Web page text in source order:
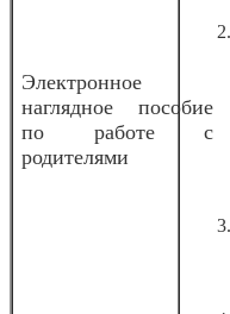
Электронное
наглядное пособие
по работе с
родителями